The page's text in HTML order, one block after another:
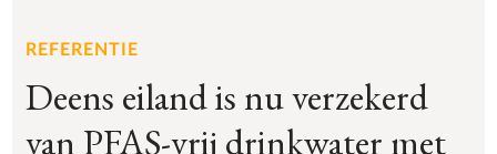
REFERENTIE
Deens eiland is nu verzekerd
van PFAS-vrij drinkwater met